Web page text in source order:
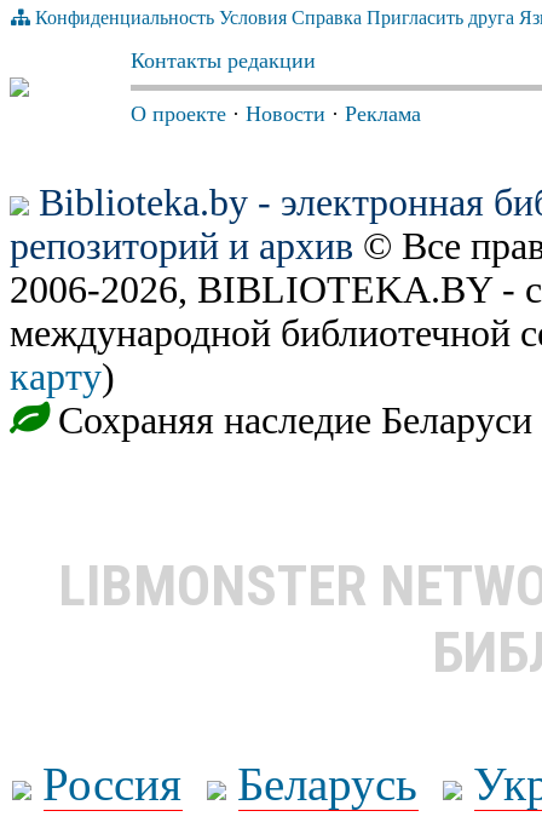
Конфиденциальность Условия Справка Пригласить друга
Контакты редакции
О проекте · Новости · Реклама
Biblioteka.by - электронная
репозиторий и архив © Все
2006-2026, BIBLIOTEKA.BY -
международной библиотечной
карту)
Сохраняя наследие Беларуси
LIBMONSTER
Россия Беларусь